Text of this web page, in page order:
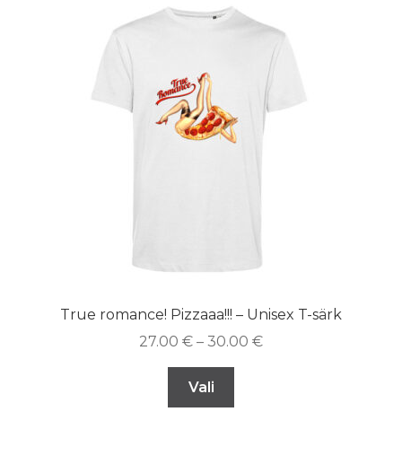
True romance! Pizzaaa!!! – Unisex T-särk
27.00 € – 30.00 €
Vali